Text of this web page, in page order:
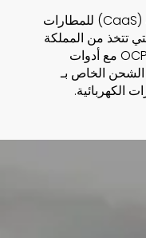
تقدم Aerovolt خدمة الشحن كخدمة (CaaS) للمطارات
تتخذ من المملكة
المتحدة مقراً لها بدمج أجهزة شحن OCPP مع أدوات
الشحن الخاص بـ